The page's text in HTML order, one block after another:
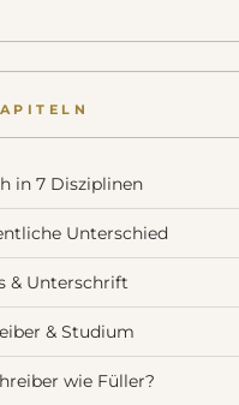
in 7 Disziplinen
Unterschied
& Unterschrift
& Studium
wie Füller?